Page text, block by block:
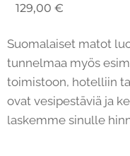
129,00 €
Suomalaiset matot
tunnelmaa myös
toimistoon, hotelliin
ovat vesipestäviä ja
laskemme sinulle